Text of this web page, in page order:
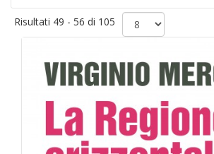
Risultati 49 - 56 di 105